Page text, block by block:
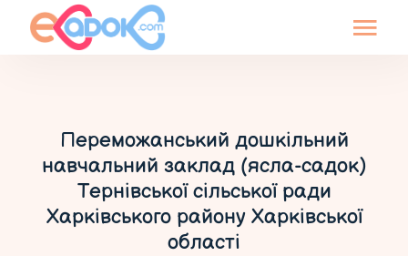
Переможанський дошкільний
навчальний заклад (ясла-садок)
Тернівської сільської ради
Харківського району Харківської
області